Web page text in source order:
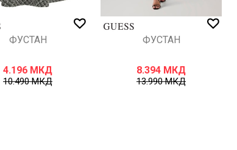
ФУСТАН
4.196 МКД
10.490МКД
ФУСТАН
8.394 МКД
13.990МКД